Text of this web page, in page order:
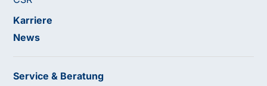
Karriere
News
Service & Beratung